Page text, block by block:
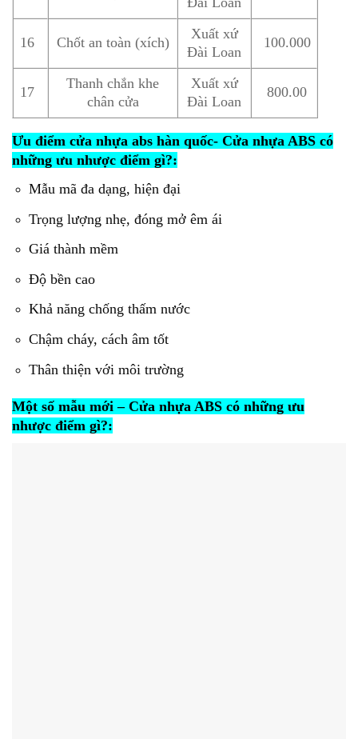
16 Chốt an toàn (xích)
Xuất xứ
Đài Loan
100.000
17
Thanh chắn khe
chân cửa
Xuất xứ
Đài Loan
800.00
Ưu điểm cửa nhựa abs hàn quốc- Cửa nhựa ABS có
những ưu nhược điểm gì?:
Mẫu mã đa dạng, hiện đại
Trọng lượng nhẹ, đóng mở êm ái
Giá thành mềm
Độ bền cao
Khả năng chống thấm nước
Chậm cháy, cách âm tốt
Thân thiện với môi trường
Một số mẫu mới – Cửa nhựa ABS có những ưu
nhược điểm gì?: